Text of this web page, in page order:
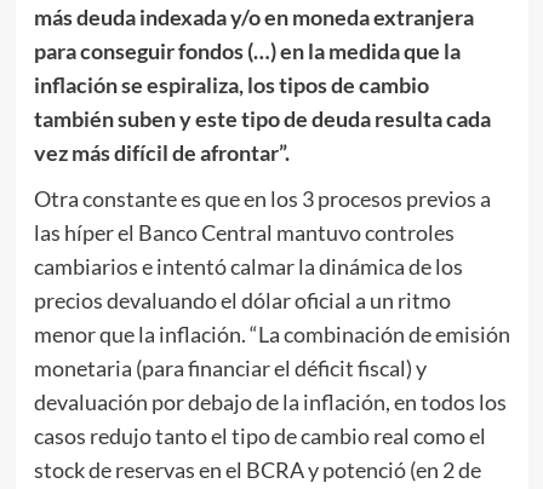
más deuda indexada y/o en moneda extranjera
para conseguir fondos (…) en la medida que la
inflación se espiraliza, los tipos de cambio
también suben y este tipo de deuda resulta cada
vez más difícil de afrontar”.
Otra constante es que en los 3 procesos previos a
las híper el Banco Central mantuvo controles
cambiarios e intentó calmar la dinámica de los
precios devaluando el dólar oficial a un ritmo
menor que la inflación. “La combinación de emisión
monetaria (para financiar el déficit fiscal) y
devaluación por debajo de la inflación, en todos los
casos redujo tanto el tipo de cambio real como el
stock de reservas en el BCRA y potenció (en 2 de